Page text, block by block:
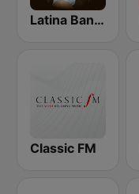
Latina Bandida!
Classic FM